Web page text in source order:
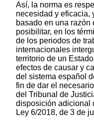
Así, la norma es
necesidad y eficacia,
basado en una razón
posibilitar, en los
de los periodos de
internacionales
territorio de un
efectos de causar y
del sistema español
fin de dar el
del Tribunal de
disposición adicional
Ley 6/2018, de 3 de